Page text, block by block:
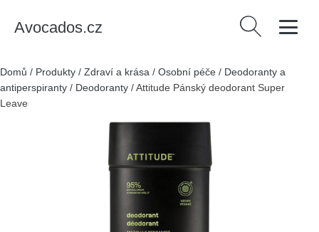
Avocados.cz Vyhledávání
Domů / Produkty / Zdraví a krása / Osobní péče / Deodoranty a
antiperspiranty / Deodoranty /Attitude Pánský deodorant Super
Leaves - Matcha & Bergamot (75 g)